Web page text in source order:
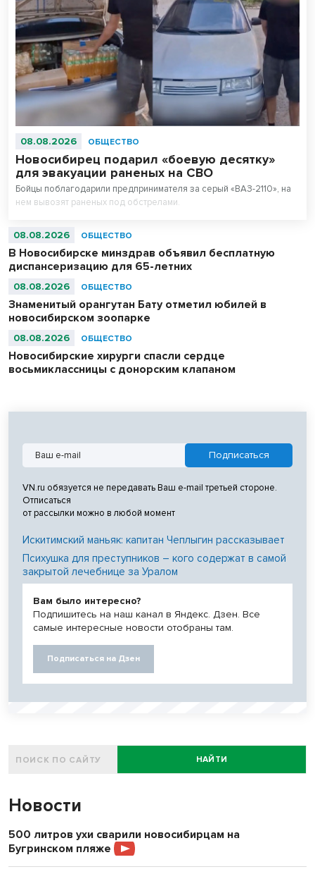
08.08.2026 ОБЩЕСТВО
Новосибирец подарил «боевую десятку»
для эвакуации раненых на СВО
Бойцы поблагодарили предпринимателя за серый «ВАЗ-2110», на
нем вывозят раненых под обстрелами.
08.08.2026 ОБЩЕСТВО
В Новосибирске минздрав объявил бесплатную
диспансеризацию для 65-летних
08.08.2026 ОБЩЕСТВО
Знаменитый орангутан Бату отметил юбилей в
новосибирском зоопарке
08.08.2026 ОБЩЕСТВО
Новосибирские хирурги спасли сердце
восьмиклассницы с донорским клапаном
VN.ru обязуется не передавать Ваш e-mail третьей стороне.
Отписаться
от рассылки можно в любой момент
Искитимский маньяк: капитан Чеплыгин рассказывает
Психушка для преступников – кого содержат в самой
закрытой лечебнице за Уралом
Вам было интересно?
Подпишитесь на наш канал в Яндекс. Дзен. Все
самые интересные новости отобраны там.
Подписаться на Дзен
НАЙТИ
Новости
500 литров ухи сварили новосибирцам на
Бугринском пляже